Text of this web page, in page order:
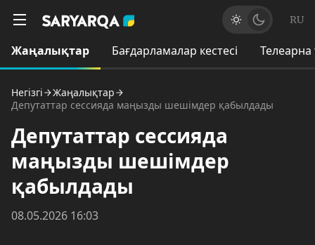
RU
Жаңалықтар Бағдарламалар кестесі
Негізгі
Жаңалықтар
Депутаттар сессияда маңызды шешімдер қабылдады
Депутаттар сессияда
маңызды шешімдер
қабылдады
08.05.2026 16:03